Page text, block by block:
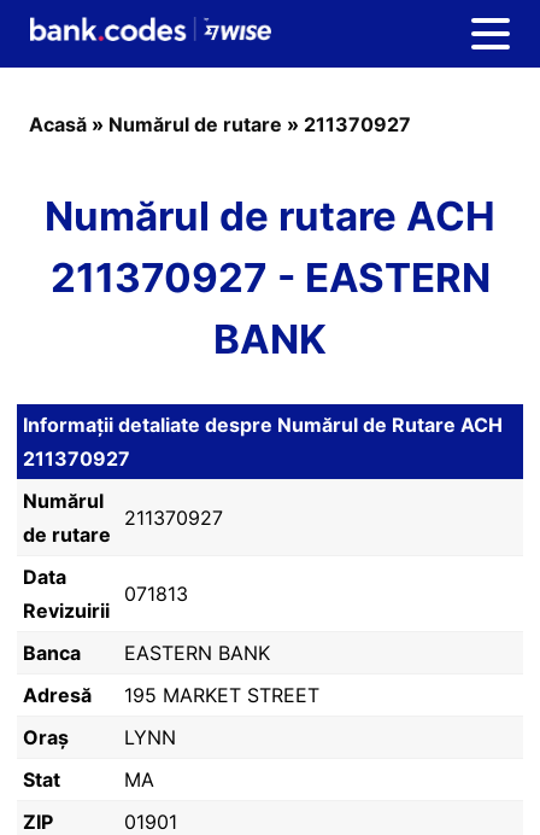
Acasă » Numărul de rutare » 211370927
Numărul de rutare ACH
211370927 - EASTERN
BANK
Informații detaliate despre Numărul de Rutare ACH
211370927
Numărul
de rutare
211370927
Data
Revizuirii
071813
Banca
EASTERN BANK
Adresă
195 MARKET STREET
Oraș
LYNN
Stat
MA
ZIP
01901